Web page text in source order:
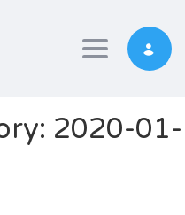
Toggle
2020-01-